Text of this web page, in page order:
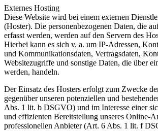
Externes Hosting
Diese Website wird bei einem externen
(Hoster). Die personenbezogenen Daten, die
erfasst werden, werden auf den Servern des
Hierbei kann es sich v. a. um IP-Adressen,
und Kommunikationsdaten, Vertragsdaten,
Websitezugriffe und sonstige Daten, die über
werden, handeln.
Der Einsatz des Hosters erfolgt zum Zwecke
gegenüber unseren potenziellen und
Abs. 1 lit. b DSGVO) und im Interesse einer
und effizienten Bereitstellung unseres Online-
professionellen Anbieter (Art. 6 Abs. 1 lit. f